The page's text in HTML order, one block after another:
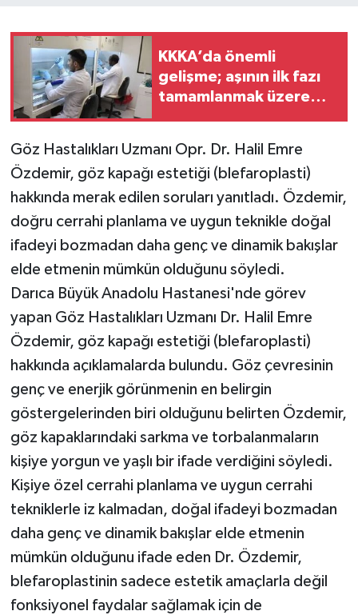
KKKA’da önemli
gelişme; aşının ilk fazı
tamamlanmak üzere
Göz Hastalıkları Uzmanı Opr. Dr. Halil Emre
Özdemir, göz kapağı estetiği (blefaroplasti)
hakkında merak edilen soruları yanıtladı. Özdemir,
doğru cerrahi planlama ve uygun teknikle doğal
ifadeyi bozmadan daha genç ve dinamik bakışlar
elde etmenin mümkün olduğunu söyledi.
Darıca Büyük Anadolu Hastanesi'nde görev
yapan Göz Hastalıkları Uzmanı Dr. Halil Emre
Özdemir, göz kapağı estetiği (blefaroplasti)
hakkında açıklamalarda bulundu. Göz çevresinin
genç ve enerjik görünmenin en belirgin
göstergelerinden biri olduğunu belirten Özdemir,
göz kapaklarındaki sarkma ve torbalanmaların
kişiye yorgun ve yaşlı bir ifade verdiğini söyledi.
Kişiye özel cerrahi planlama ve uygun cerrahi
tekniklerle iz kalmadan, doğal ifadeyi bozmadan
daha genç ve dinamik bakışlar elde etmenin
mümkün olduğunu ifade eden Dr. Özdemir,
blefaroplastinin sadece estetik amaçlarla değil
fonksiyonel faydalar sağlamak için de